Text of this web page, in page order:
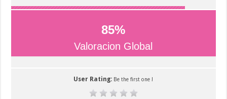
85%
Valoracion Global
User Rating: Be the first one !